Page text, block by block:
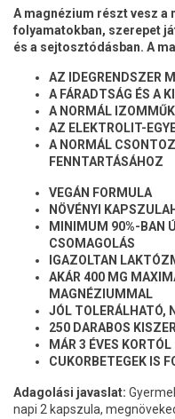
A magnézium részt vesz
folyamatokban, szerepet
és a sejtosztódásban. A
AZ IDEGRENDSZER
A FÁRADTSÁG ÉS A
A NORMÁL
AZ ELEKTROLIT-
A NORMÁL
FENNTARTÁSÁHOZ
VEGÁN FORMULA
NÖVÉNYI
MINIMUM 90%-BAN
CSOMAGOLÁS
IGAZOLTAN
AKÁR 400 MG
MAGNÉZIUMMAL
JÓL TOLERÁLHATÓ,
250 DARABOS
MÁR 3 ÉVES KORTÓL
CUKORBETEGEK IS
Adagolási javaslat:
napi 2 kapszula,